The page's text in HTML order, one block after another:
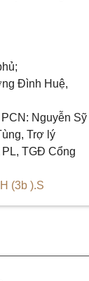
Đình Huệ,
Nguyễn Sỹ
Trợ lý
PL, TGĐ Cổng
(3b ).S